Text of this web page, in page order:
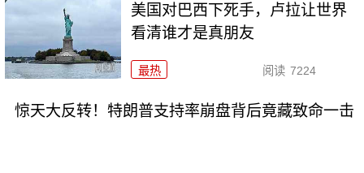
美国对巴西下死手，卢拉让世界
看清谁才是真朋友
最热 阅读 7224
惊天大反转！特朗普支持率崩盘背后竟藏致命一击